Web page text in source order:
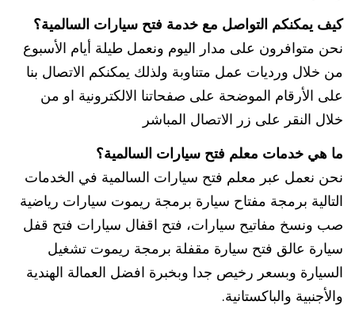
كيف يمكنكم التواصل مع خدمة فتح سيارات السالمية؟
نحن متوافرون على مدار اليوم ونعمل طيلة أيام الأسبوع
من خلال ورديات عمل متناوبة ولذلك يمكنكم الاتصال بنا
على الأرقام الموضحة على صفحاتنا الالكترونية او من
خلال النقر على زر الاتصال المباشر
ما هي خدمات معلم فتح سيارات السالمية؟
نحن نعمل عبر معلم فتح سيارات السالمية في الخدمات
التالية برمجة مفتاح سيارة برمجة ريموت سيارات رياضية
صب ونسخ مفاتيح سيارات، فتح اقفال سيارات فتح قفل
سيارة عالق فتح سيارة مقفلة برمجة ريموت تشغيل
السيارة وبسعر رخيص جدا وبخبرة افضل العمالة الهندية
والأجنبية والباكستانية.